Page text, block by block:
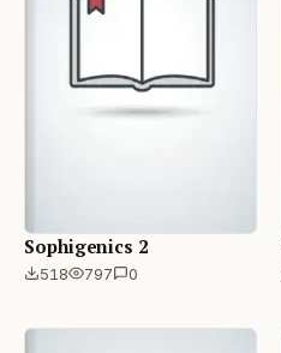
Sophigenics 2
518 797 0